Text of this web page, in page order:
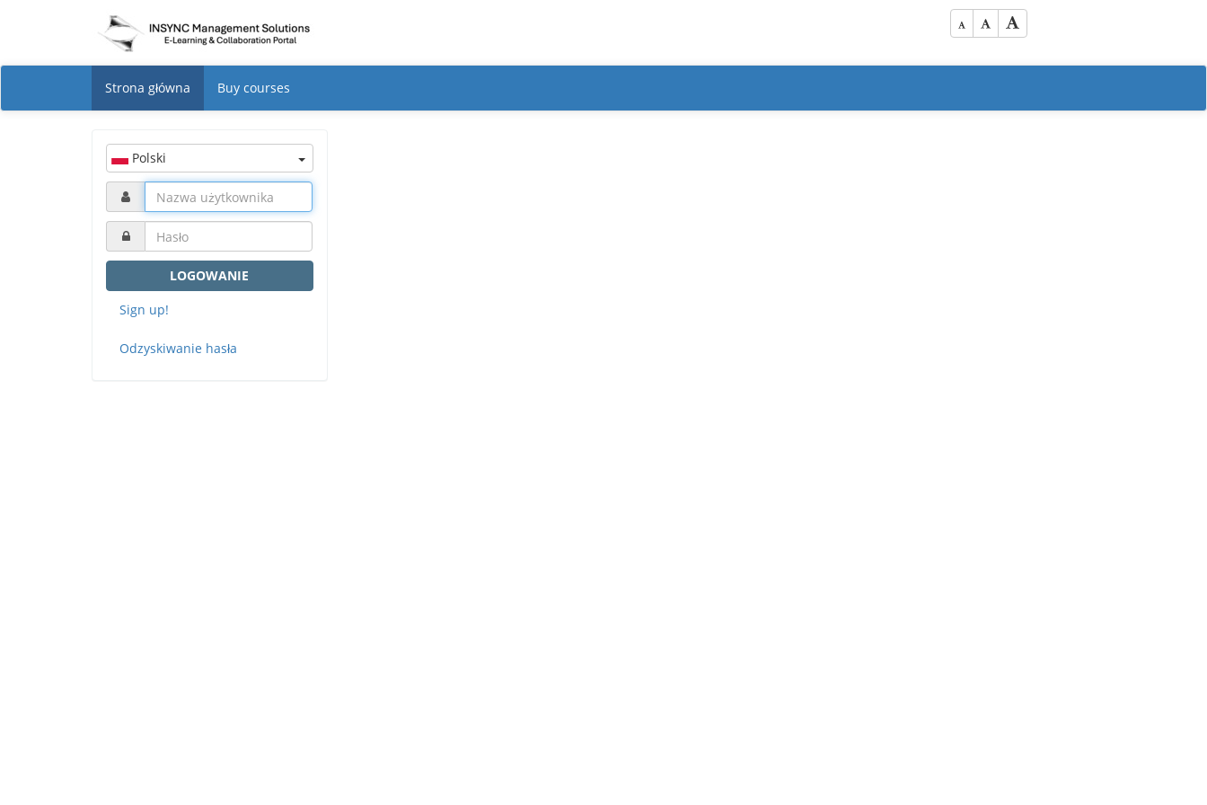
Strona główna Buy courses
Polski
LOGOWANIE
Sign up!
Odzyskiwanie hasła